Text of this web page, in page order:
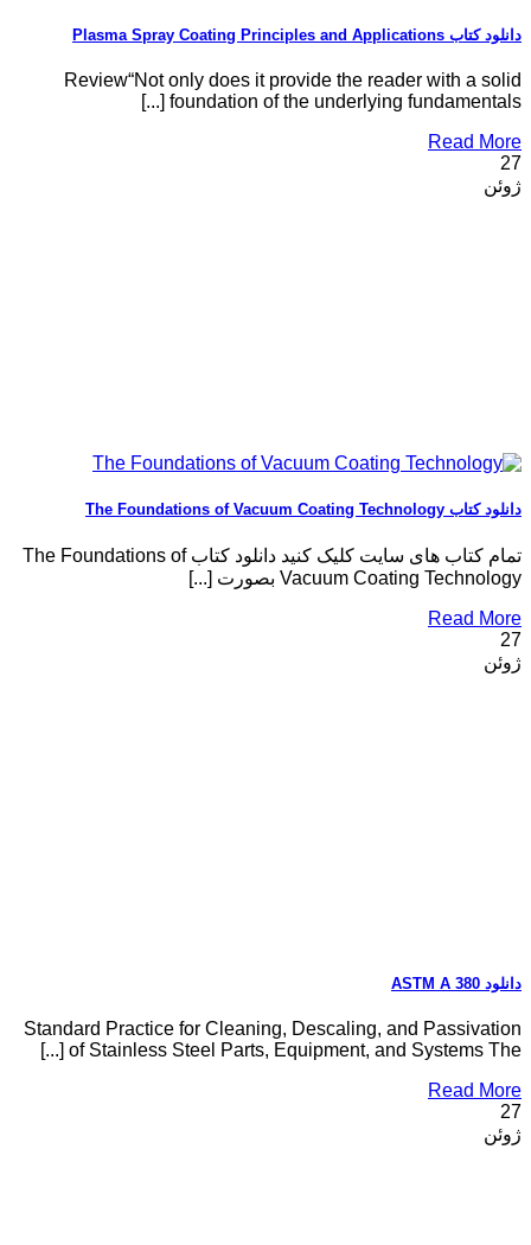
دانلود کتاب Plasma Spray Coating Principles and Applications
Review“Not only does it provide the reader with a solid
foundation of the underlying fundamentals [...]
Read More
27
ژوئن
دانلود کتاب The Foundations of Vacuum Coating Technology
تمام کتاب های سایت کلیک کنید دانلود کتاب The Foundations of
Vacuum Coating Technology بصورت [...]
Read More
27
ژوئن
دانلود ASTM A 380
Standard Practice for Cleaning, Descaling, and Passivation
of Stainless Steel Parts, Equipment, and Systems The [...]
Read More
27
ژوئن